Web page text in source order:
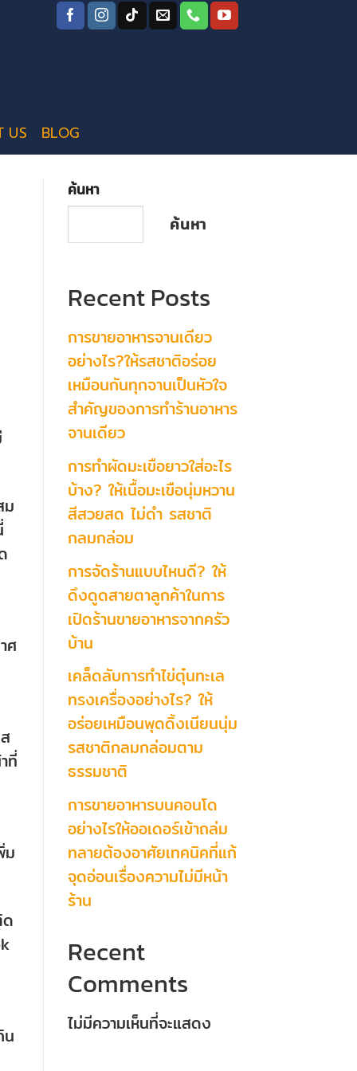
US BLOG
ม
ศ
ที่
ม
น
ค้นหา
ค้นหา
Recent Posts
การขายอาหารจานเดียว
อย่างไร?ให้รสชาติอร่อย
เหมือนกันทุกจานเป็นหัวใจ
สำคัญของการทำร้านอาหาร
จานเดียว
การทำผัดมะเขือยาวใส่อะไร
บ้าง? ให้เนื้อมะเขือนุ่มหวาน
สีสวยสด ไม่ดำ รสชาติ
กลมกล่อม
การจัดร้านแบบไหนดี? ให้
ดึงดูดสายตาลูกค้าในการ
เปิดร้านขายอาหารจากครัว
บ้าน
เคล็ดลับการทำไข่ตุ๋นทะเล
ทรงเครื่องอย่างไร? ให้
อร่อยเหมือนพุดดิ้งเนียนนุ่ม
รสชาติกลมกล่อมตาม
ธรรมชาติ
การขายอาหารบนคอนโด
อย่างไรให้ออเดอร์เข้าถล่ม
ทลายต้องอาศัยเทคนิคที่แก้
จุดอ่อนเรื่องความไม่มีหน้า
ร้าน
Recent
Comments
ไม่มีความเห็นที่จะแสดง